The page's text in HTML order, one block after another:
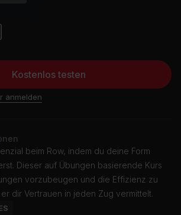
Kostenlos testen
anmelden
beim Row, indem du deine Form
Dieser auf Übungen basierende Kurs
vorzubeugen und die Effizienz zu
dir Vertrauen in jeden Zug vermittelt.